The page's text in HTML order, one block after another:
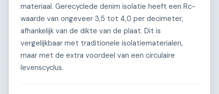
materiaal. Gerecyclede denim isolatie heeft een Rc-
waarde van ongeveer 3,5 tot 4,0 per decimeter,
afhankelijk van de dikte van de plaat. Dit is
vergelijkbaar met traditionele isolatiematerialen,
maar met de extra voordeel van een circulaire
levenscyclus.